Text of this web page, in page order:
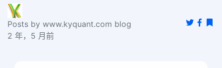
Posts by www.kyquant.com blog
2 年，5 月前